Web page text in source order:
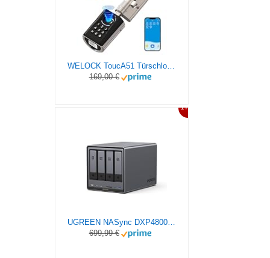
WELOCK ToucA51 Türschloss Fingerabdruck, Passcode Fingerabdruck Schloss Haustür, mit RFID-Karte App, Elektronische Zahlencode Türschloss Verstellbarer Schließzylinder für 30-70mm Tür
169,00 €
17%
UGREEN NASync DXP4800 Plus 4-Bay Desktop NAS, Intel Pentium Gold 8505 5-Core CPU, 8GB DDR5 RAM, 128G SSD, 1 * 10GbE, 1 * 2,5GbE, 2*M.2 NVMe-Steckplätze, 4K HDMI, Network Attached Storage (Diskless)
699,99 €